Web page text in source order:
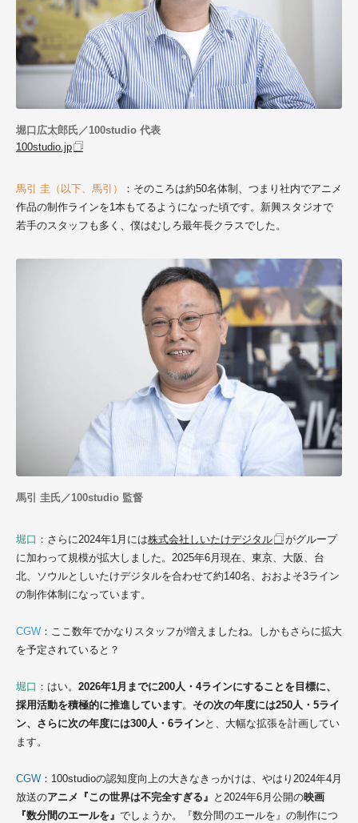
堀口広太郎氏／100studio 代表
100studio.jp
馬引 圭（以下、馬引）
：そのころは約50名体制、つまり社内でアニメ
作品の制作ラインを1本もてるようになった頃です。新興スタジオで
若手のスタッフも多く、僕はむしろ最年長クラスでした。
馬引 圭氏／100studio 監督
堀口 ：さらに2024年1月には株式会社しいたけデジタル
がグループ
に加わって規模が拡大しました。2025年6月現在、東京、大阪、台
北、ソウルとしいたけデジタルを合わせて約140名、おおよそ3ライン
の制作体制になっています。
CGW ：ここ数年でかなりスタッフが増えましたね。しかもさらに拡大
を予定されていると？
堀口 ：はい。 2026年1月までに200人・4ラインにすることを目標に、
採用活動を積極的に推進しています。 その次の年度には250人・5ライ
ン、さらに次の年度には300人・6ラインと、大幅な拡張を計画してい
ます。
CGW ：100studioの認知度向上の大きなきっかけは、やはり2024年4月
放送のアニメ『この世界は不完全すぎる』 と2024年6月公開の映画
『数分間のエールを』 でしょうか。『数分間のエールを』の制作につ